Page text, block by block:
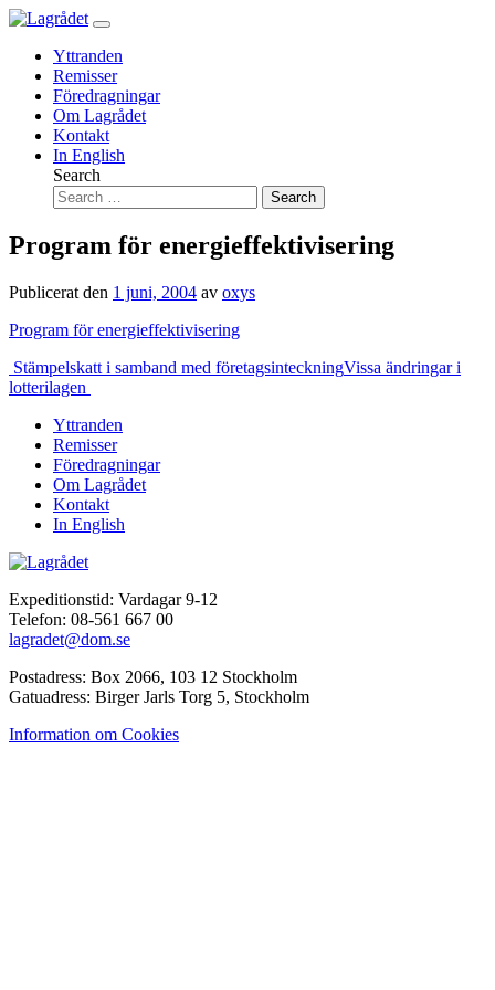
Hoppa
innehållYttranden
Remisser
Föredragningar
Om Lagrådet
Kontakt
In English
Search
Program för energieffektivisering
Publicerat den 1 juni, 2004 av oxys
Program för energieffektivisering
Inläggsnavigering
Stämpelskatt i samband med företagsinteckningVissa ändringar i
lotterilagen
Yttranden
Remisser
Föredragningar
Om Lagrådet
Kontakt
In English
Expeditionstid: Vardagar 9-12
Telefon: 08-561 667 00
lagradet@dom.se
Postadress: Box 2066, 103 12 Stockholm
Gatuadress: Birger Jarls Torg 5, Stockholm
Information om Cookies